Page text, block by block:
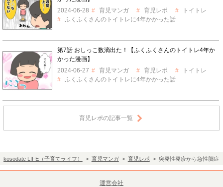
2024-06-28
育児マンガ 育児レポ
トイトレ
ふくふくさんのトイトレに4年かかった話
第7話 おしっこ数滴出た！【ふくふくさんのトイトレ4年か
かった漫画】
2024-06-27
育児マンガ 育児レポ
トイトレ
ふくふくさんのトイトレに4年かかった話
育児レポの記事一覧
kosodate LIFE（子育てライフ） > 育児マンガ> 育児レポ > 突発性発疹から急性脳症
運営会社